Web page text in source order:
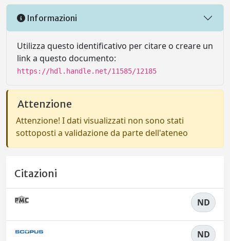
Informazioni
Utilizza questo identificativo per citare o creare un
link a questo documento:
https://hdl.handle.net/11585/12185
Attenzione
Attenzione! I dati visualizzati non sono stati
sottoposti a validazione da parte dell'ateneo
Citazioni
ND
ND